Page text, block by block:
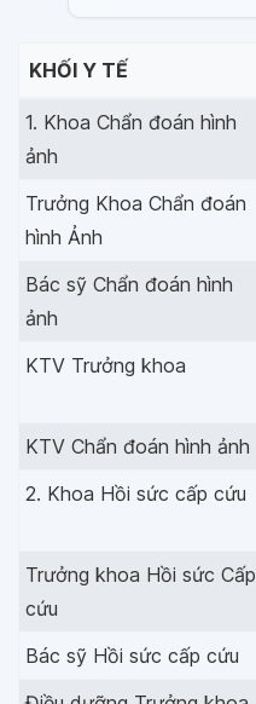
KHỐI Y TẾ
1. Khoa Chẩn đoán hình
ảnh
Trưởng Khoa Chẩn đoán
hình Ảnh
Bác sỹ Chẩn đoán hình
ảnh
KTV Trưởng khoa
KTV Chẩn đoán hình ảnh
2. Khoa Hồi sức cấp cứu
Trưởng khoa Hồi sức Cấp
cứu
Bác sỹ Hồi sức cấp cứu